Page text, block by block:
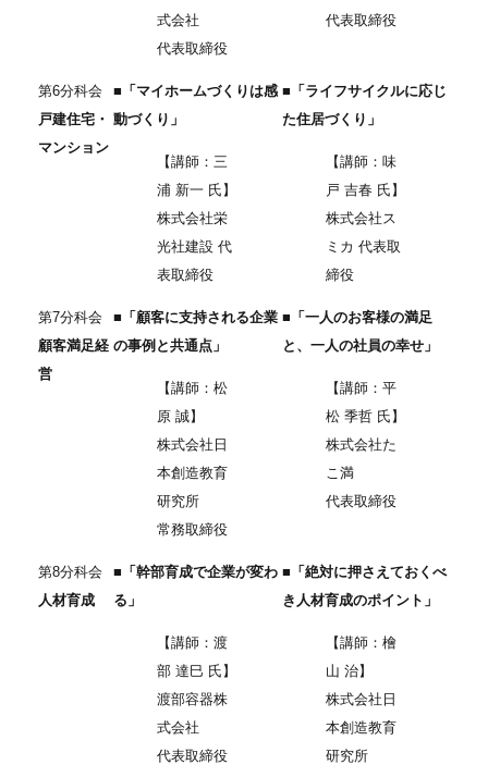
式会社
代表取締役
代表取締役
第6分科会
戸建住宅・
マンション
■「マイホームづくりは感
動づくり」
【講師：三
浦 新一 氏】
株式会社栄
光社建設 代
表取締役
■「ライフサイクルに応じ
た住居づくり」
【講師：味
戸 吉春 氏】
株式会社ス
ミカ 代表取
締役
第7分科会
顧客満足経
営
■「顧客に支持される企業
の事例と共通点」
【講師：松
原 誠】
株式会社日
本創造教育
研究所
常務取締役
■「一人のお客様の満足
と、一人の社員の幸せ」
【講師：平
松 季哲 氏】
株式会社た
こ満
代表取締役
第8分科会
人材育成
■「幹部育成で企業が変わ
る」
【講師：渡
部 達巳 氏】
渡部容器株
式会社
代表取締役
■「絶対に押さえておくべ
き人材育成のポイント」
【講師：檜
山 治】
株式会社日
本創造教育
研究所